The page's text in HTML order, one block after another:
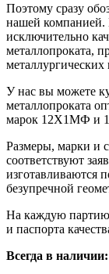
Поэтому сразу
нашей компанией.
исключительно
металлопроката,
У нас вы можете
металлопроката
марок 12Х1МФ и
Размеры, марки и
соответствуют
изготавливаются
безупречной
На каждую партию
и паспорта
Всегда в наличии: